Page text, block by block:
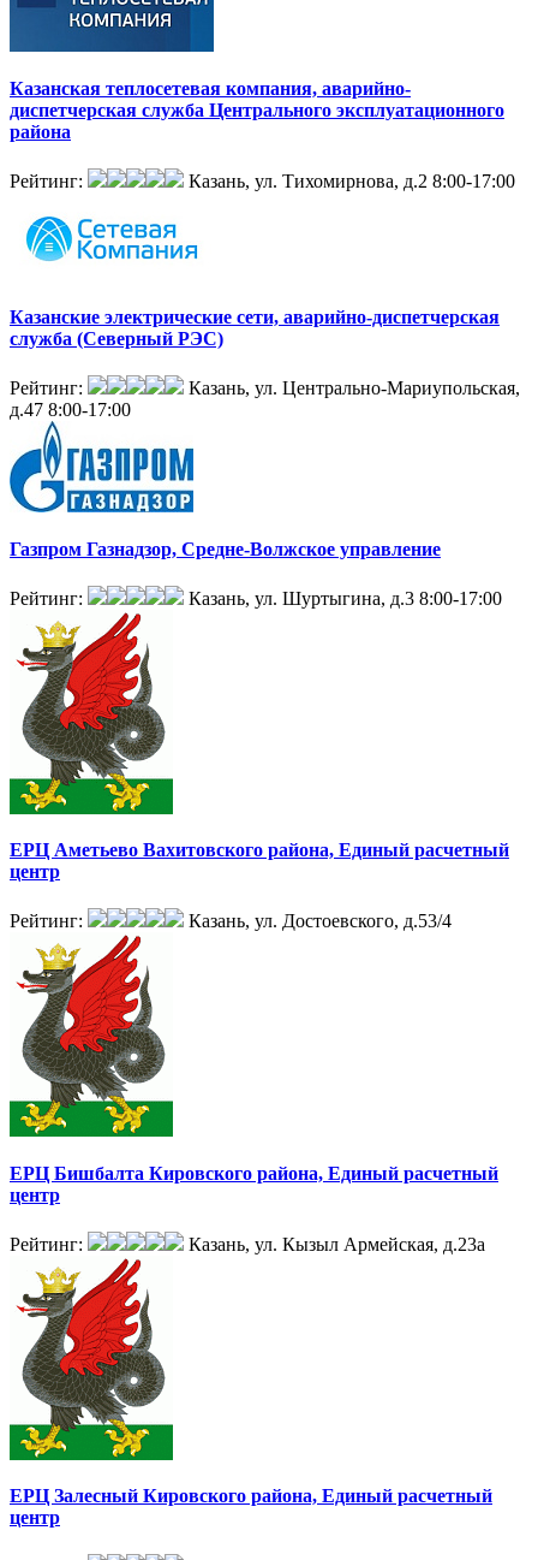
Казанская теплосетевая компания, аварийно-
диспетчерская служба Центрального эксплуатационного
района
Рейтинг: Казань, ул. Тихомирнова, д.2 8:00-17:00
Казанские электрические сети, аварийно-диспетчерская
служба (Северный РЭС)
Рейтинг:
Казань, ул. Центрально-Мариупольская,
д.47 8:00-17:00
Газпром Газнадзор, Средне-Волжское управление
Рейтинг: Казань, ул. Шуртыгина, д.3 8:00-17:00
ЕРЦ Аметьево Вахитовского района, Единый расчетный
центр
Рейтинг: Казань, ул. Достоевского, д.53/4
ЕРЦ Бишбалта Кировского района, Единый расчетный
центр
Рейтинг: Казань, ул. Кызыл Армейская, д.23а
ЕРЦ Залесный Кировского района, Единый расчетный
центр